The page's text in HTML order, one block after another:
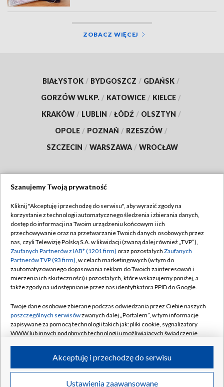
ZOBACZ WIĘCEJ
BIAŁYSTOK / BYDGOSZCZ / GDAŃSK /
GORZÓW WLKP. / KATOWICE / KIELCE /
KRAKÓW / LUBLIN / ŁÓDŹ / OLSZTYN /
OPOLE / POZNAŃ / RZESZÓW /
SZCZECIN / WARSZAWA / WROCŁAW
TVP
Abonament TVP
Emisja w TVP
Centrum informacji TVP
Naziemna Telewizja Cyfrowa
Rada Programowa
System NOS
Informacje o nadawcy
Program dla prasy
Regulamin TVP
Polityka prywatności
Moje zgody
Pomoc
Kontakt
Kanały
©2026 Telewizja Polska S.A. w likwidacji
Szanujemy Twoją prywatność
Kliknij "Akceptuję i przechodzę do serwisu", aby wyrazić zgody na
korzystanie z technologii automatycznego śledzenia i zbierania danych,
dostęp do informacji na Twoim urządzeniu końcowym i ich
przechowywanie oraz na przetwarzanie Twoich danych osobowych przez
nas, czyli Telewizję Polską S.A. w likwidacji (zwaną dalej również „TVP”),
Zaufanych Partnerów z IAB* (1201 firm) oraz pozostałych Zaufanych
Partnerów TVP (93 firm), w celach marketingowych (w tym do
zautomatyzowanego dopasowania reklam do Twoich zainteresowań i
mierzenia ich skuteczności) i pozostałych, które wskazujemy poniżej, a
także zgody na udostępnianie przez nas identyfikatora PPID do Google.
Twoje dane osobowe zbierane podczas odwiedzania przez Ciebie naszych
poszczególnych serwisówzwanych dalej „Portalem”, w tym informacje
zapisywane za pomocą technologii takich jak: pliki cookie, sygnalizatory
WWW lub innych podobnych technologii umożliwiających świadczenie
ruchu w Internecie.
Twoje dane osobowe zbierane podczas odwiedzania przez Ciebie
Ustawienia zaawansowane
Akceptuję i przechodzę do serwisu